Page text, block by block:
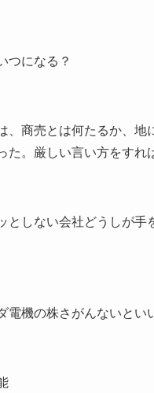
つになる？
、商売とは何たるか、地
た。厳しい言い方をすれ
としない会社どうしが
電機の株さがんないとい